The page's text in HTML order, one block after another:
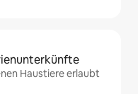
Haustiere erlaubt